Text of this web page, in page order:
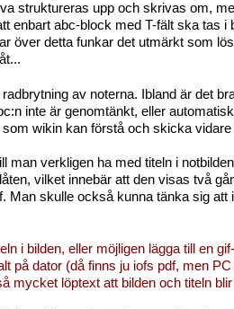
struktureras upp och skrivas om,
enbart abc-block med T-fält ska tas
över detta funkar det utmärkt som
av noterna. Ibland är det
inte är genomtänkt, eller
wikin kan förstå och skicka
man verkligen ha med titeln i
vilket innebär att den visas två
Man skulle också kunna tänka sig
i bilden, eller möjligen lägga till en
på dator (då finns ju iofs pdf, men
mycket löptext att bilden och titeln